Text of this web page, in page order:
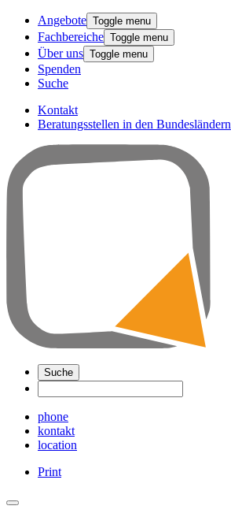
Angebote Toggle menu
Fachbereiche Toggle menu
Über uns Toggle menu
Spenden
Suche
Kontakt
Beratungsstellen in den Bundesländern
Suche
phone
kontakt
location
Print